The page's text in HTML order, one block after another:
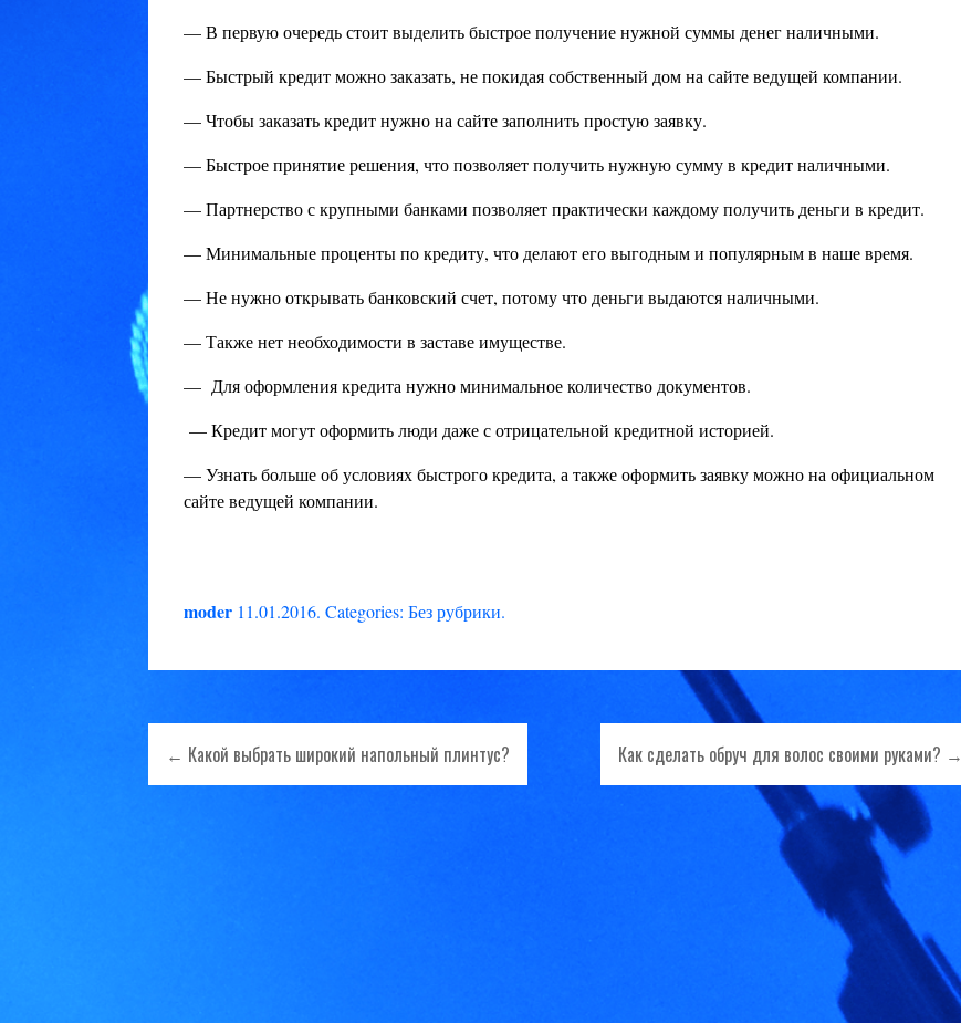
— В первую очередь стоит выделить быстрое получение нужной суммы денег наличными.
— Быстрый кредит можно заказать, не покидая собственный дом на сайте ведущей компании.
— Чтобы заказать кредит нужно на сайте заполнить простую заявку.
— Быстрое принятие решения, что позволяет получить нужную сумму в кредит наличными.
— Партнерство с крупными банками позволяет практически каждому получить деньги в кредит.
— Минимальные проценты по кредиту, что делают его выгодным и популярным в наше время.
— Не нужно открывать банковский счет, потому что деньги выдаются наличными.
— Также нет необходимости в заставе имуществе.
— Для оформления кредита нужно минимальное количество документов.
— Кредит могут оформить люди даже с отрицательной кредитной историей.
— Узнать больше об условиях быстрого кредита, а также оформить заявку можно на официальном
сайте ведущей компании.
moder 11.01.2016. Categories:Без рубрики.
Навигация
← Какой выбрать широкий напольный плинтус? Как сделать обруч для волос своими руками? →